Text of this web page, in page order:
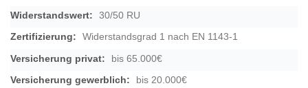
30/50 RU
Widerstandsgrad 1 nach EN 1143-1
bis 65.000€
bis 20.000€